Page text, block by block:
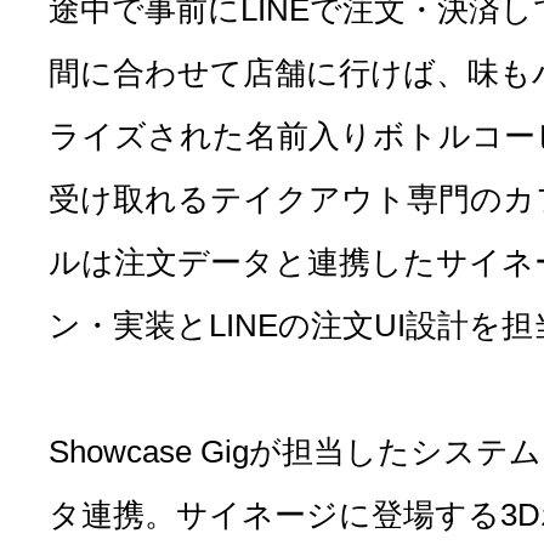
途中で事前にLINEで注文・決済
間に合わせて店舗に行けば、味
ライズされた名前入りボトルコ
受け取れるテイクアウト専門の
ルは注文データと連携したサイ
ン・実装とLINEの注文UI設計を
Showcase Gigが担当したシステ
タ連携。サイネージに登場する